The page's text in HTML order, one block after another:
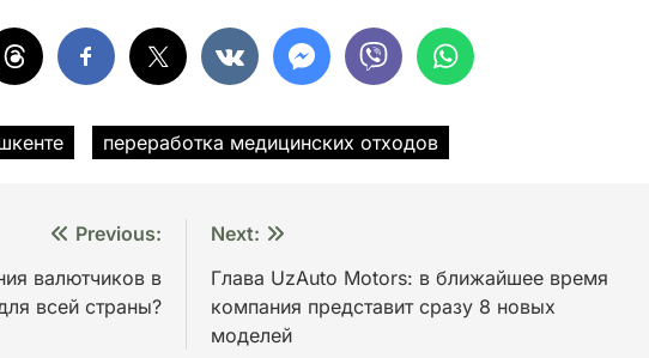
переработка медицинских отходов
Previous:
валютчиков в
всей страны?
Next:
Глава UzAuto Motors: в ближайшее время
компания представит сразу 8 новых
моделей